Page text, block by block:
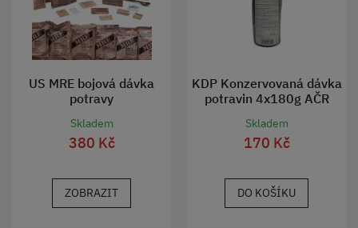
US MRE bojová dávka
potravy
Skladem
380 Kč
ZOBRAZIT
KDP Konzervovaná dávka
potravin 4x180g AČR
Skladem
170 Kč
DO KOŠÍKU